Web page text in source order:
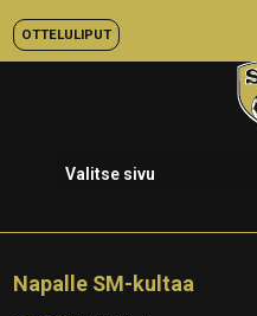
OTTELULIPUT
Valitse sivu
Napalle SM-kultaa